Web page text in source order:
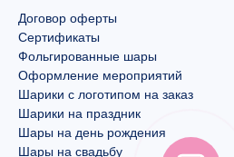
Договор оферты
Сертификаты
Фольгированные шары
Оформление мероприятий
Шарики с логотипом на заказ
Шарики на праздник
Шары на день рождения
Шары на свадьбу